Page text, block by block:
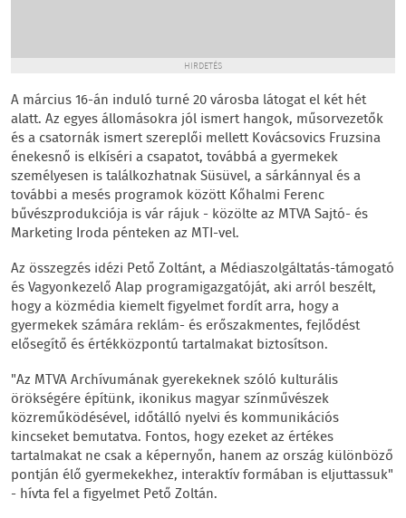
HIRDETÉS
A március 16-án induló turné 20 városba látogat el két hét
alatt. Az egyes állomásokra jól ismert hangok, műsorvezetők
és a csatornák ismert szereplői mellett Kovácsovics Fruzsina
énekesnő is elkíséri a csapatot, továbbá a gyermekek
személyesen is találkozhatnak Süsüvel, a sárkánnyal és a
további a mesés programok között Kőhalmi Ferenc
bűvészprodukciója is vár rájuk - közölte az MTVA Sajtó- és
Marketing Iroda pénteken az MTI-vel.
Az összegzés idézi Pető Zoltánt, a Médiaszolgáltatás-támogató
és Vagyonkezelő Alap programigazgatóját, aki arról beszélt,
hogy a közmédia kiemelt figyelmet fordít arra, hogy a
gyermekek számára reklám- és erőszakmentes, fejlődést
elősegítő és értékközpontú tartalmakat biztosítson.
"Az MTVA Archívumának gyerekeknek szóló kulturális
örökségére építünk, ikonikus magyar színművészek
közreműködésével, időtálló nyelvi és kommunikációs
kincseket bemutatva. Fontos, hogy ezeket az értékes
tartalmakat ne csak a képernyőn, hanem az ország különböző
pontján élő gyermekekhez, interaktív formában is eljuttassuk"
- hívta fel a figyelmet Pető Zoltán.